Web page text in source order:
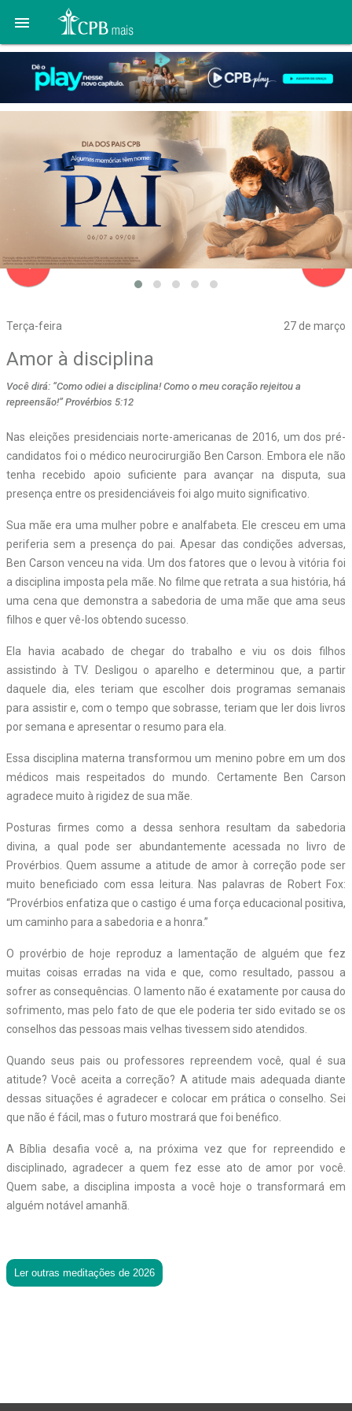

Terça-feira 27 de março
navigate_before
Amor à disciplina
Você dirá: “Como odiei a disciplina! Como o meu coração rejeitou a
repreensão!” Provérbios 5:12
Nas eleições presidenciais norte-americanas de 2016, um dos pré-
candidatos foi o médico neurocirurgião Ben Carson. Embora ele não
tenha recebido apoio suficiente para avançar na disputa, sua
presença entre os presidenciáveis foi algo muito significativo.
Sua mãe era uma mulher pobre e analfabeta. Ele cresceu em uma
periferia sem a presença do pai. Apesar das condições adversas,
Ben Carson venceu na vida. Um dos fatores que o levou à vitória foi
a disciplina imposta pela mãe. No filme que retrata a sua história, há
uma cena que demonstra a sabedoria de uma mãe que ama seus
filhos e quer vê-los obtendo sucesso.
Ela havia acabado de chegar do trabalho e viu os dois filhos
assistindo à TV. Desligou o aparelho e determinou que, a partir
daquele dia, eles teriam que escolher dois programas semanais
para assistir e, com o tempo que sobrasse, teriam que ler dois livros
por semana e apresentar o resumo para ela.
Essa disciplina materna transformou um menino pobre em um dos
médicos mais respeitados do mundo. Certamente Ben Carson
agradece muito à rigidez de sua mãe.
Posturas firmes como a dessa senhora resultam da sabedoria
divina, a qual pode ser abundantemente acessada no livro de
Provérbios. Quem assume a atitude de amor à correção pode ser
muito beneficiado com essa leitura. Nas palavras de Robert Fox:
“Provérbios enfatiza que o castigo é uma força educacional positiva,
um caminho para a sabedoria e a honra.”
O provérbio de hoje reproduz a lamentação de alguém que fez
muitas coisas erradas na vida e que, como resultado, passou a
sofrer as consequências. O lamento não é exatamente por causa do
sofrimento, mas pelo fato de que ele poderia ter sido evitado se os
conselhos das pessoas mais velhas tivessem sido atendidos.
Quando seus pais ou professores repreendem você, qual é sua
atitude? Você aceita a correção? A atitude mais adequada diante
dessas situações é agradecer e colocar em prática o conselho. Sei
que não é fácil, mas o futuro mostrará que foi benéfico.
A Bíblia desafia você a, na próxima vez que for repreendido e
disciplinado, agradecer a quem fez esse ato de amor por você.
Quem sabe, a disciplina imposta a você hoje o transformará em
alguém notável amanhã.
Ler outras meditações de 2026
navigate_next